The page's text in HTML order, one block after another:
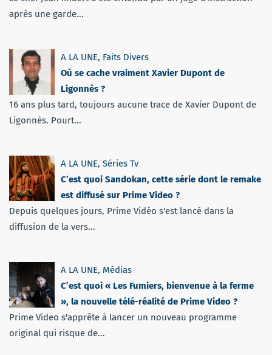
après une garde...
A LA UNE, Faits Divers
Où se cache vraiment Xavier Dupont de
Ligonnès ?
16 ans plus tard, toujours aucune trace de Xavier Dupont de
Ligonnès. Pourt...
A LA UNE, Séries Tv
C’est quoi Sandokan, cette série dont le remake
est diffusé sur Prime Video ?
Depuis quelques jours, Prime Vidéo s'est lancé dans la
diffusion de la vers...
A LA UNE, Médias
C’est quoi « Les Fumiers, bienvenue à la ferme
», la nouvelle télé-réalité de Prime Video ?
Prime Video s'apprête à lancer un nouveau programme
original qui risque de...